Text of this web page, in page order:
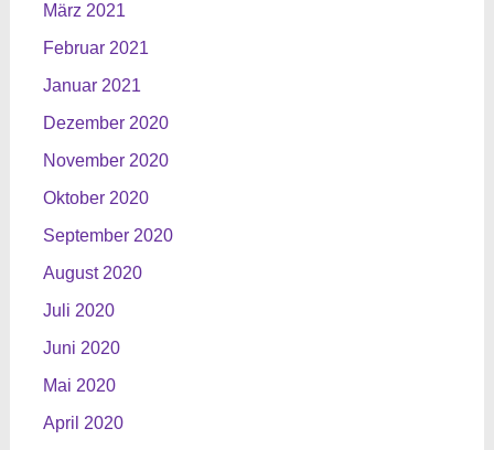
März 2021
Februar 2021
Januar 2021
Dezember 2020
November 2020
Oktober 2020
September 2020
August 2020
Juli 2020
Juni 2020
Mai 2020
April 2020